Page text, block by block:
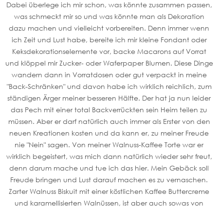
Dabei überlege ich mir schon, was könnte zusammen passen,
was schmeckt mir so und was könnte man als Dekoration
dazu machen und vielleicht vorbereiten. Denn immer wenn
ich Zeit und Lust habe, bereite ich mir kleine Fondant oder
Keksdekorationselemente vor, backe Macarons auf Vorrat
und klöppel mir Zucker- oder Waferpaper Blumen. Diese Dinge
wandern dann in Vorratdosen oder gut verpackt in meine
"Back-Schränken" und davon habe ich wirklich reichlich, zum
ständigen Ärger meiner besseren Hälfte. Der hat ja nun leider
das Pech mit einer total Backverrückten sein Heim teilen zu
müssen. Aber er darf natürlich auch immer als Erster von den
neuen Kreationen kosten und da kann er, zu meiner Freude
nie "Nein" sagen. Von meiner Walnuss-Kaffee Torte war er
wirklich begeistert, was mich dann natürlich wieder sehr freut,
denn darum mache und tue ich das hier. Mein Gebäck soll
Freude bringen und Lust darauf machen es zu vernaschen.
Zarter Walnuss Biskuit mit einer köstlichen Kaffee Buttercreme
und karamellisierten Walnüssen, ist aber auch sowas von